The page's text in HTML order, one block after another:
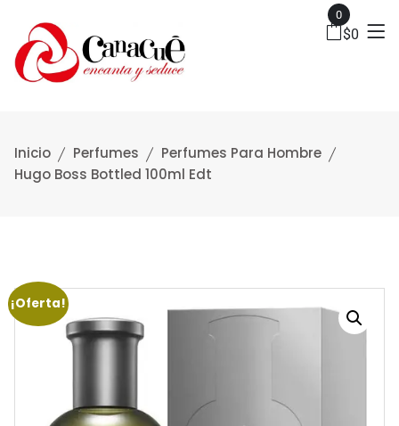
0
$0
Inicio Perfumes
Perfumes Para Hombre
Hugo Boss Bottled 100ml Edt
¡Oferta!